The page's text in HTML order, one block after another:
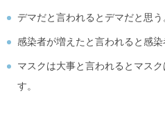
デマだと言われるとデマだと思う
感染者が増えたと言われると感染
マスクは大事と言われるとマスク
す。